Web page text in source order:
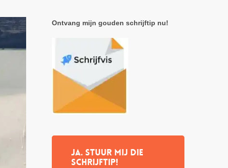
Ontvang mijn gouden schrijftip nu!
Ja. stuur mij die
schrijftip!